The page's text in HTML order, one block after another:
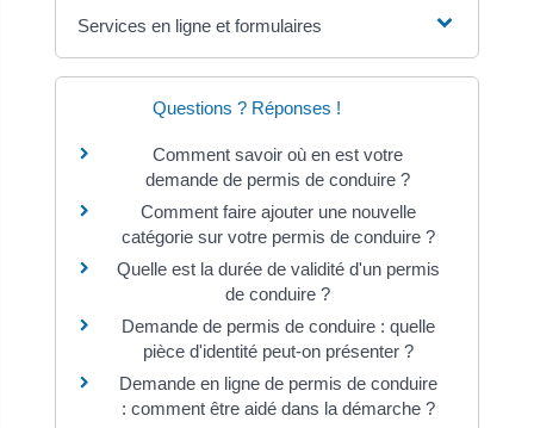
Services en ligne et formulaires
Questions ? Réponses !
Comment savoir où en est votre
demande de permis de conduire ?
Comment faire ajouter une nouvelle
catégorie sur votre permis de conduire ?
Quelle est la durée de validité d'un permis
de conduire ?
Demande de permis de conduire : quelle
pièce d'identité peut-on présenter ?
Demande en ligne de permis de conduire
: comment être aidé dans la démarche ?